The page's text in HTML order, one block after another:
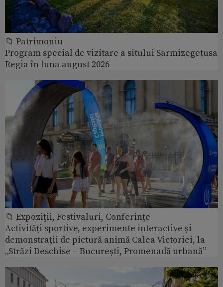
📁 Patrimoniu
Program special de vizitare a sitului Sarmizegetusa
Regia în luna august 2026
📁 Expoziţii, Festivaluri, Conferințe
Activități sportive, experimente interactive și
demonstrații de pictură animă Calea Victoriei, la
„Străzi Deschise – București, Promenadă urbană”